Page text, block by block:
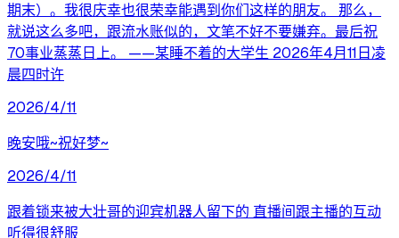
期末）。我很庆幸也很荣幸能遇到你们这样的朋友。 那么，
就说这么多吧，跟流水账似的，文笔不好不要嫌弃。最后祝
70事业蒸蒸日上。 ——某睡不着的大学生 2026年4月11日凌
晨四时许
2026/4/11
晚安哦~祝好梦~
2026/4/11
跟着锁来被大壮哥的迎宾机器人留下的 直播间跟主播的互动
听得很舒服